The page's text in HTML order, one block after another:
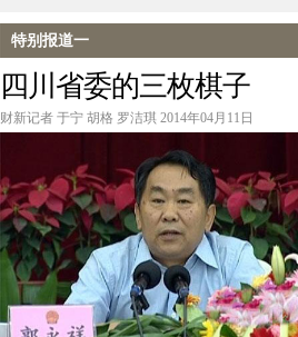
特别报道一
四川省委的三枚棋子
财新记者 于宁 胡格 罗洁琪 2014年04月11日